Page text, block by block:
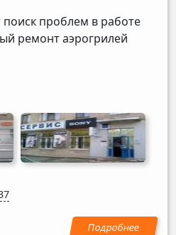
проблем в работе
ремонт аэрогрилей